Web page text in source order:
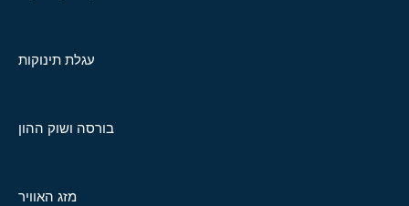
עגלת תינוקות
בורסה ושוק ההון
מזג האוויר